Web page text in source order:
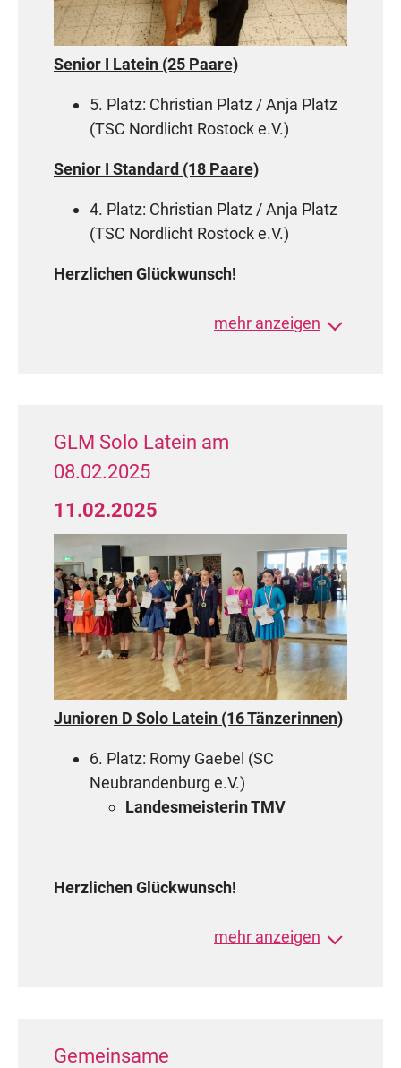
Senior I Latein (25 Paare)
5. Platz: Christian Platz / Anja Platz
(TSC Nordlicht Rostock e.V.)
Senior I Standard (18 Paare)
4. Platz: Christian Platz / Anja Platz
(TSC Nordlicht Rostock e.V.)
Herzlichen Glückwunsch!
mehr anzeigen
GLM Solo Latein am
08.02.2025
11.02.2025
Junioren D Solo Latein (16 Tänzerinnen)
6. Platz: Romy Gaebel (SC
Neubrandenburg e.V.)
Landesmeisterin TMV
Herzlichen Glückwunsch!
mehr anzeigen
Gemeinsame